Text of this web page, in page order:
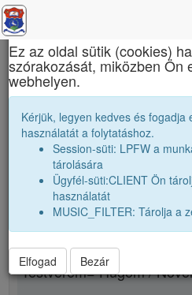
János Zsigmond
P.
Új rokonsági kapcsolat
Rokon neme
Testvérem= Hugom /
×
Ez az oldal sütik (cookies)
szórakozását, miközben Ön
webhelyen.
Kérjük, legyen kedves és fogadja
használatát a folytatáshoz.
Session-süti: LPFW a
tárolására
Ügyfél-süti:CLIENT Ön
használatát
MUSIC_FILTER: Tárolja a
Elfogad Bezár